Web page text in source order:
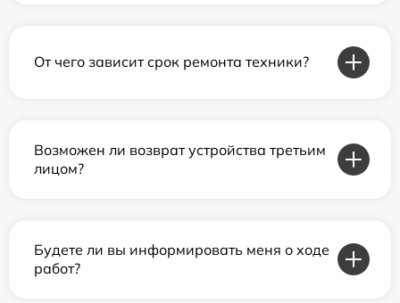
От чего зависит срок ремонта техники?
Возможен ли возврат устройства третьим
лицом?
Будете ли вы информировать меня о ходе
работ?